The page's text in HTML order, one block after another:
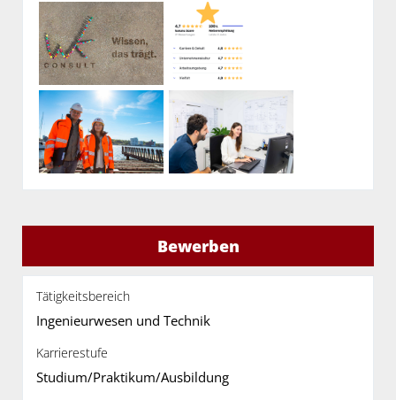
Bewerben
Tätigkeitsbereich
Ingenieurwesen und Technik
Karrierestufe
Studium/Praktikum/Ausbildung